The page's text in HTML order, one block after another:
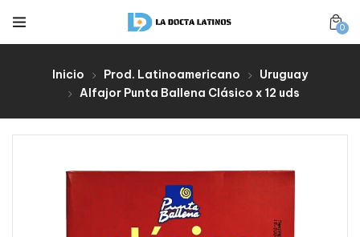
0
Inicio Prod. Latinoamericano
Uruguay
Alfajor Punta Ballena Clásico x 12 uds